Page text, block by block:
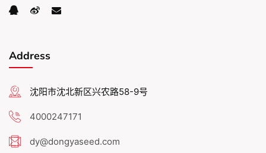
Address
沈阳市沈北新区兴农路58-9号
4000247171
dy@dongyaseed.com